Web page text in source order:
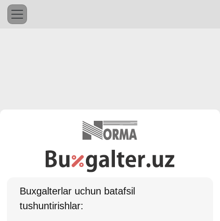
Buхgalterlar uchun batafsil
tushuntirishlar: